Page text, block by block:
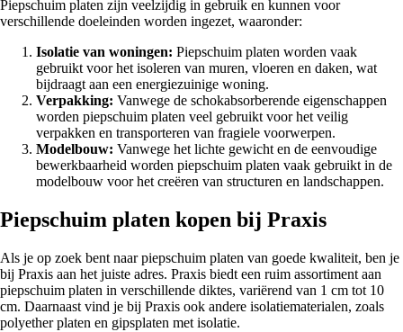
Piepschuim platen zijn veelzijdig in gebruik en kunnen voor
verschillende doeleinden worden ingezet, waaronder:
Isolatie van woningen: Piepschuim platen worden vaak
gebruikt voor het isoleren van muren, vloeren en daken, wat
bijdraagt aan een energiezuinige woning.
Verpakking: Vanwege de schokabsorberende eigenschappen
worden piepschuim platen veel gebruikt voor het veilig
verpakken en transporteren van fragiele voorwerpen.
Modelbouw: Vanwege het lichte gewicht en de eenvoudige
bewerkbaarheid worden piepschuim platen vaak gebruikt in de
modelbouw voor het creëren van structuren en landschappen.
Piepschuim platen kopen bij Praxis
Als je op zoek bent naar piepschuim platen van goede kwaliteit, ben je
bij Praxis aan het juiste adres. Praxis biedt een ruim assortiment aan
piepschuim platen in verschillende diktes, variërend van 1 cm tot 10
cm. Daarnaast vind je bij Praxis ook andere isolatiematerialen, zoals
polyether platen en gipsplaten met isolatie.